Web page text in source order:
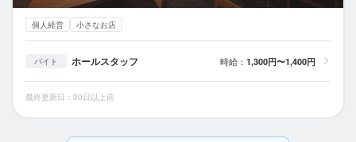
個人経営 小さなお店
バイト ホールスタッフ 時給： 1,300円〜1,400円
最終更新日：30日以上前